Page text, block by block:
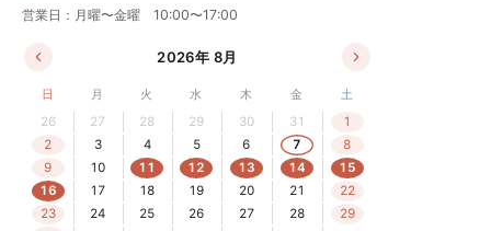
営業日：月曜〜金曜 10:00〜17:00
2026年 8月
日 月 火 水 木 金
土
26
27 28 29 30 31
1
2
3 4 5 6 7
8
9
10 11 12 13 14
15
16
17 18 19 20 21
22
23
24 25 26 27 28
29